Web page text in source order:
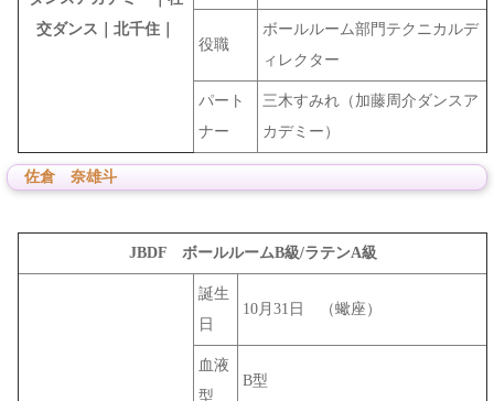
役職
ボールルーム部門テクニカルデ
ィレクター
パート
ナー
三木すみれ（加藤周介ダンスア
カデミー）
佐倉 奈雄斗
JBDF ボールルームB級/ラテンA級
誕生
日
10月31日 （蠍座）
血液
型
B型